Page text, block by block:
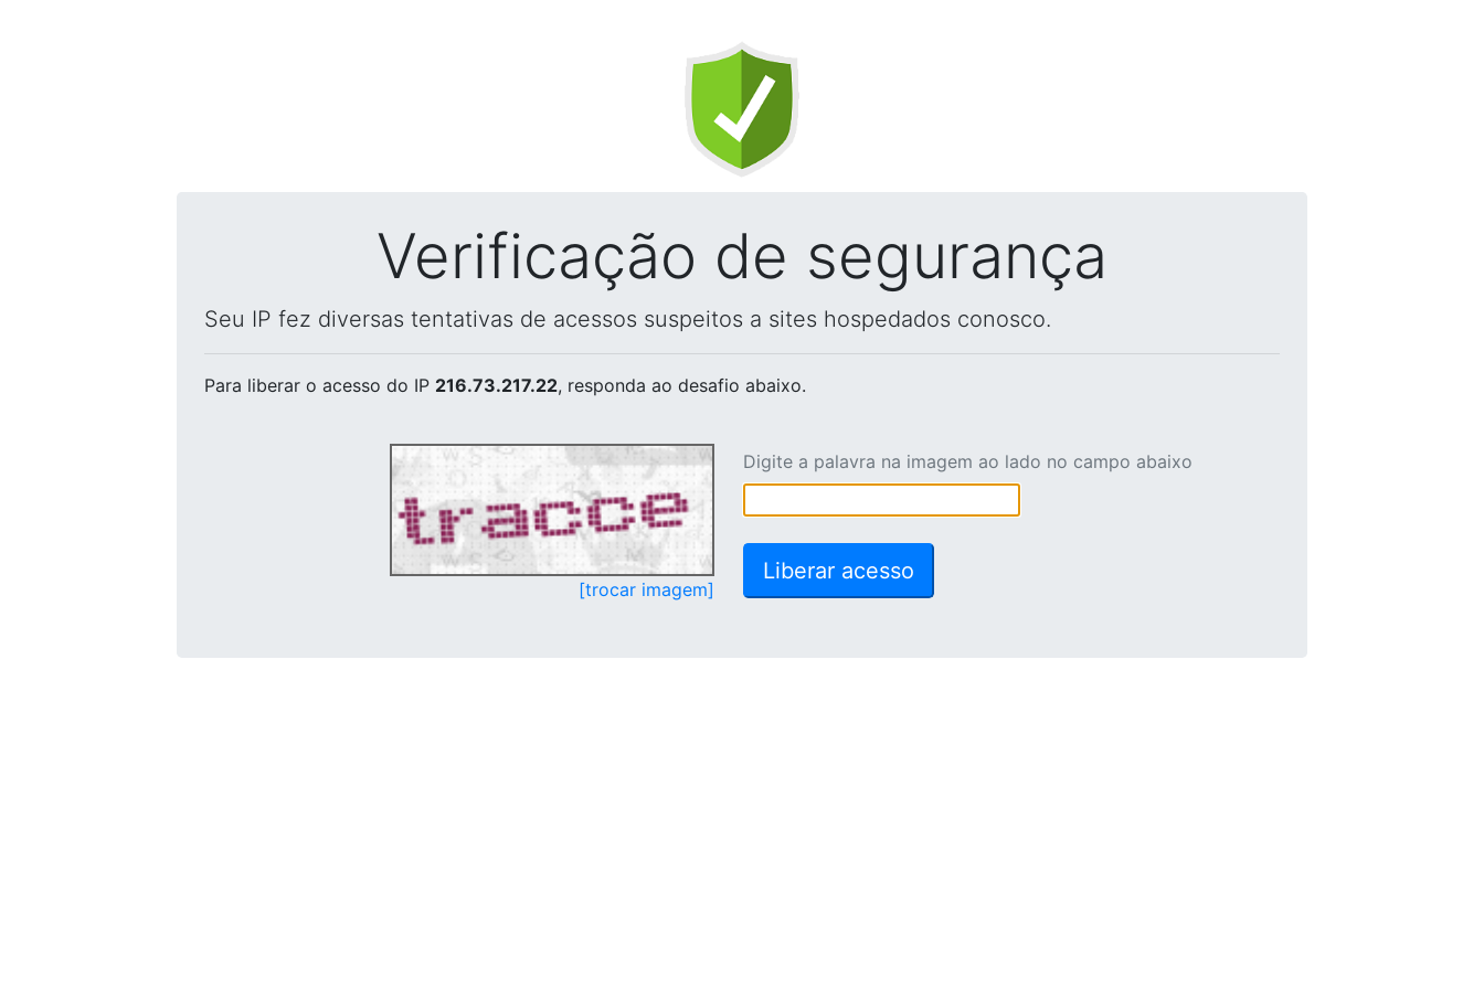
Verificação de segurança
Seu IP fez diversas tentativas de acessos suspeitos a sites hospedados conosco.
Para liberar o acesso do IP 216.73.217.22, responda ao desafio abaixo.
[trocar imagem]
Digite a palavra na imagem ao lado no campo abaixo